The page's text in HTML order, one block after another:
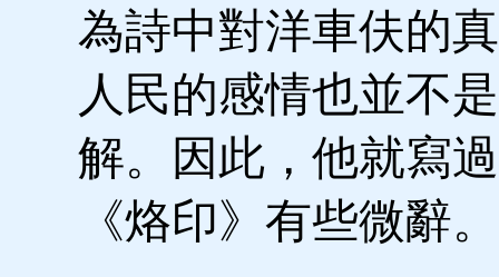
為詩中對洋車伕的
人民的感情也並不
解。因此，他就寫
《烙印》有些微辭。